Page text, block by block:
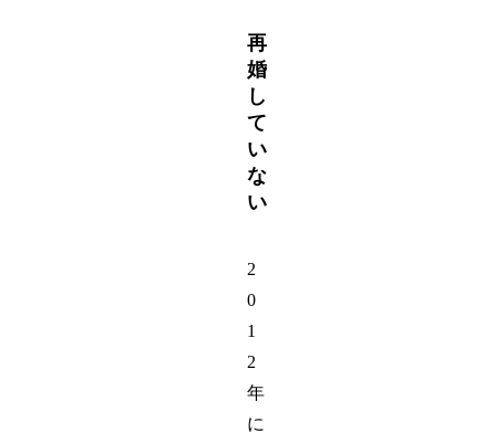
再
婚
し
て
い
な
い
2
0
1
2
年
に